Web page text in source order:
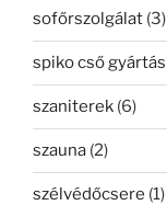
sofőrszolgálat (3)
spiko cső gyártás
szaniterek (6)
szauna (2)
szélvédőcsere (1)